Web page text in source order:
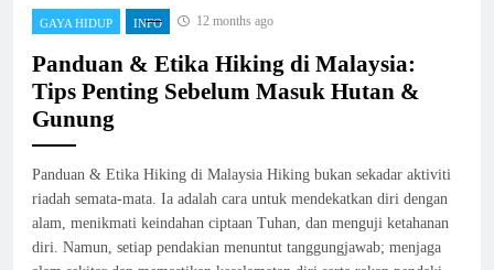
GAYA HIDUP INFO 12 months ago
Panduan & Etika Hiking di Malaysia:
Tips Penting Sebelum Masuk Hutan &
Gunung
Panduan & Etika Hiking di Malaysia Hiking bukan sekadar aktiviti
riadah semata-mata. Ia adalah cara untuk mendekatkan diri dengan
alam, menikmati keindahan ciptaan Tuhan, dan menguji ketahanan
diri. Namun, setiap pendakian menuntut tanggungjawab; menjaga